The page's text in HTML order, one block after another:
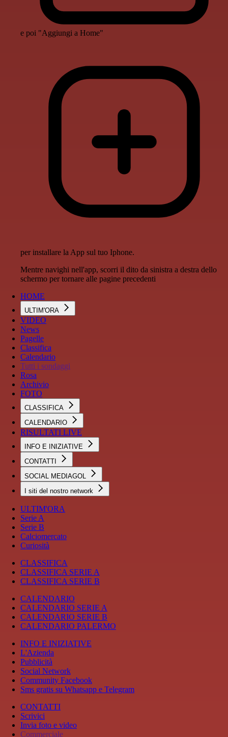
e poi "Aggiungi a Home"
per installare la App sul tuo Iphone.
Mentre navighi nell'app, scorri il dito da sinistra a destra dello
schermo per tornare alle pagine precedenti
HOME
ULTIM'ORA
VIDEO
News
Pagelle
Classifica
Calendario
Tutti i sondaggi
Rosa
Archivio
FOTO
CLASSIFICA
CALENDARIO
RISULTATI LIVE
INFO E INIZIATIVE
CONTATTI
SOCIAL MEDIAGOL
I siti del nostro network
ULTIM'ORA
Serie A
Serie B
Calciomercato
Curiosità
CLASSIFICA
CLASSIFICA SERIE A
CLASSIFICA SERIE B
CALENDARIO
CALENDARIO SERIE A
CALENDARIO SERIE B
CALENDARIO PALERMO
INFO E INIZIATIVE
L'Azienda
Pubblicità
Social Network
Community Facebook
Sms gratis su Whatsapp e Telegram
CONTATTI
Scrivici
Invia foto e video
Commerciale